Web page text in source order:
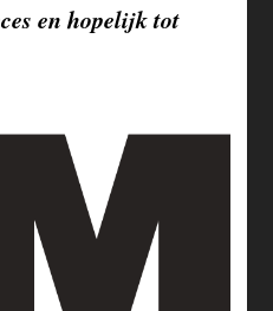
en hopelijk tot